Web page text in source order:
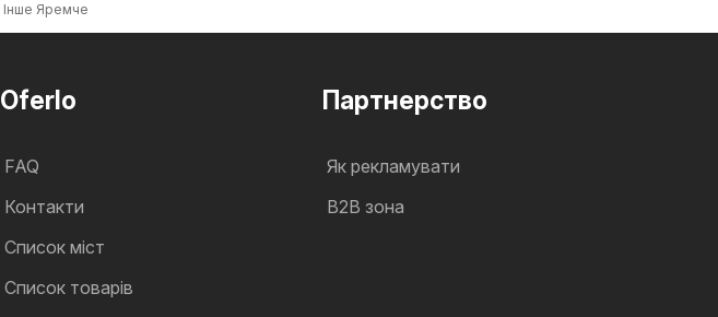
Інше Яремче
Oferlo
FAQ
Контакти
Cписок міст
Список товарів
Партнерство
Як рекламувати
B2B зона